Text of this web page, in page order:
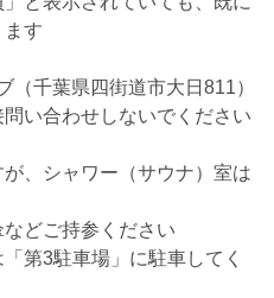
す
（千葉県四街道市大日811）
い合わせしないでください
、シャワー（サウナ）室は
などご持参ください
第3駐車場」に駐車してく